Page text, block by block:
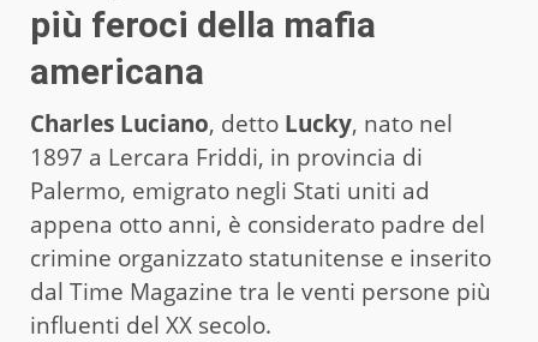
più feroci della mafia
americana
Charles Luciano, detto Lucky, nato nel
1897 a Lercara Friddi, in provincia di
Palermo, emigrato negli Stati uniti ad
appena otto anni, è considerato padre del
crimine organizzato statunitense e inserito
dal Time Magazine tra le venti persone più
influenti del XX secolo.